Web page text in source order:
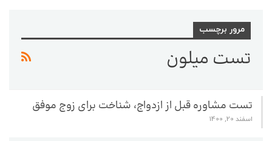
مرور برچسب
تست میلون
تست مشاوره قبل از ازدواج، شناخت برای زوج موفق
اسفند 20, 1400